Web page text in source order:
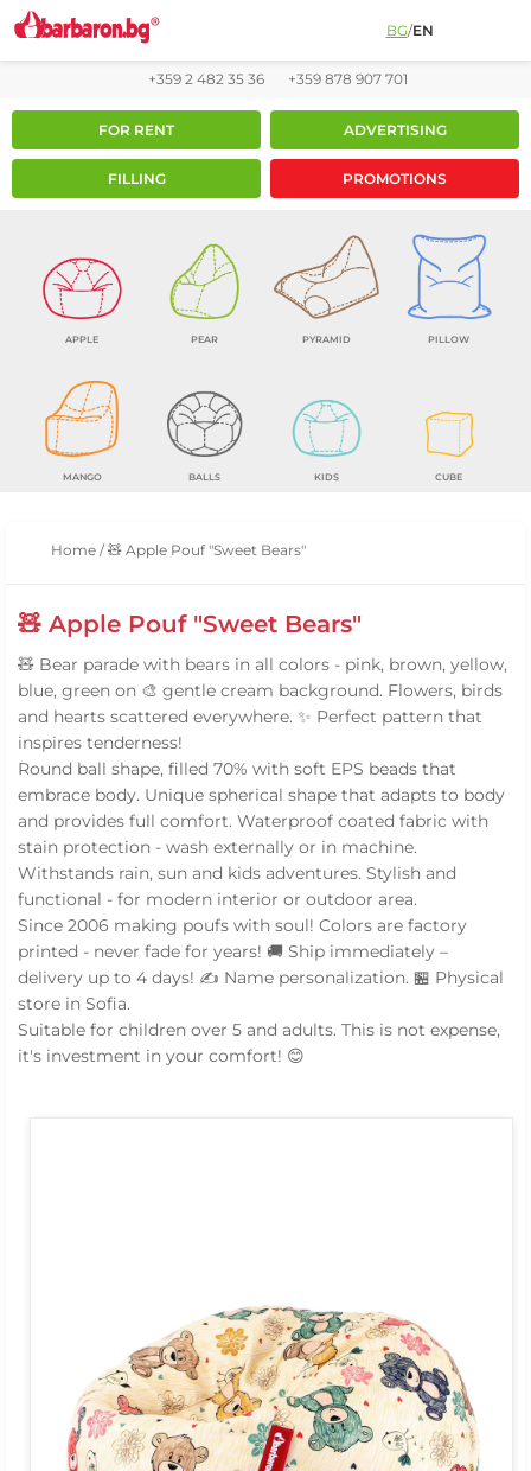
BG/EN
+359 2 482 35 36 +359 878 907 701
FOR RENT ADVERTISING
FILLING PROMOTIONS
APPLE PEAR PYRAMID PILLOW
MANGO BALLS KIDS CUBE
Home /🧸 Apple Pouf "Sweet Bears"
🧸 Apple Pouf "Sweet Bears"
🧸 Bear parade with bears in all colors - pink, brown, yellow,
blue, green on 🎨 gentle cream background. Flowers, birds
and hearts scattered everywhere. ✨ Perfect pattern that
inspires tenderness!
Round ball shape, filled 70% with soft EPS beads that
embrace body. Unique spherical shape that adapts to body
and provides full comfort. Waterproof coated fabric with
stain protection - wash externally or in machine.
Withstands rain, sun and kids adventures. Stylish and
functional - for modern interior or outdoor area.
Since 2006 making poufs with soul! Colors are factory
printed - never fade for years! 🚚 Ship immediately –
delivery up to 4 days! ✍️ Name personalization. 🏪 Physical
store in Sofia.
Suitable for children over 5 and adults. This is not expense,
it's investment in your comfort! 😊